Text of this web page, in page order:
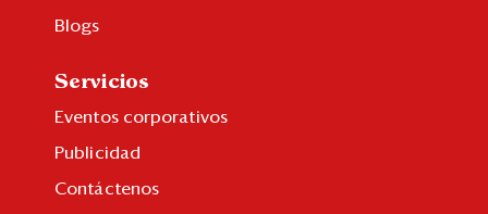
Blogs
Servicios
Eventos corporativos
Publicidad
Contáctenos